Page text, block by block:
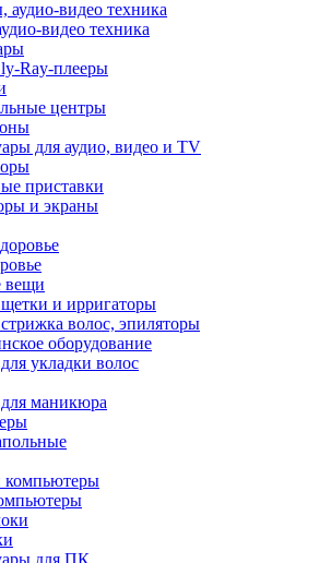
видео техника
Ray-плееры
центры
для аудио, видео и TV
приставки
и экраны
вещи
и ирригаторы
волос, эпиляторы
оборудование
укладки волос
маникюра
для ПК